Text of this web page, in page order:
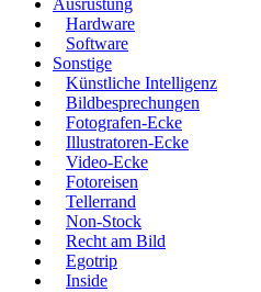
Ausrüstung
Hardware
Software
Sonstige
Künstliche Intelligenz
Bildbesprechungen
Fotografen-Ecke
Illustratoren-Ecke
Video-Ecke
Fotoreisen
Tellerrand
Non-Stock
Recht am Bild
Egotrip
Inside